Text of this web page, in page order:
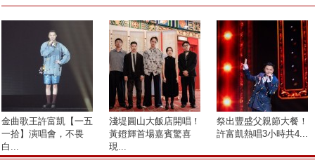
金曲歌王許富凱【一五
一拾】演唱會，不畏
白...
淺堤圓山大飯店開唱！
黃鐙輝首場嘉賓驚喜
現...
祭出豐盛父親節大餐！
許富凱熱唱3小時共4...